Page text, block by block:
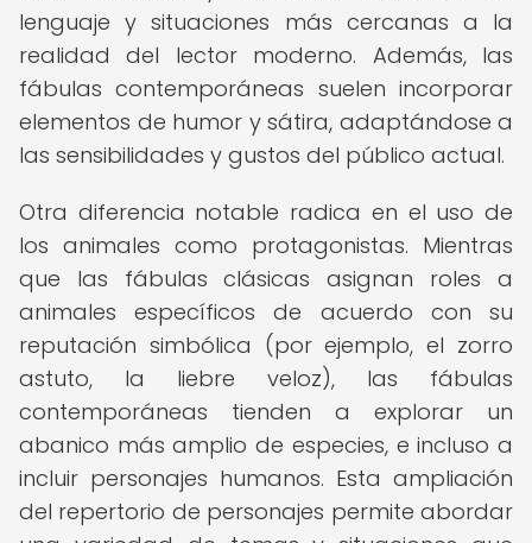
lenguaje y situaciones más cercanas a la
realidad del lector moderno. Además, las
fábulas contemporáneas suelen incorporar
elementos de humor y sátira, adaptándose a
las sensibilidades y gustos del público actual.
Otra diferencia notable radica en el uso de
los animales como protagonistas. Mientras
que las fábulas clásicas asignan roles a
animales específicos de acuerdo con su
reputación simbólica (por ejemplo, el zorro
astuto, la liebre veloz), las fábulas
contemporáneas tienden a explorar un
abanico más amplio de especies, e incluso a
incluir personajes humanos. Esta ampliación
del repertorio de personajes permite abordar